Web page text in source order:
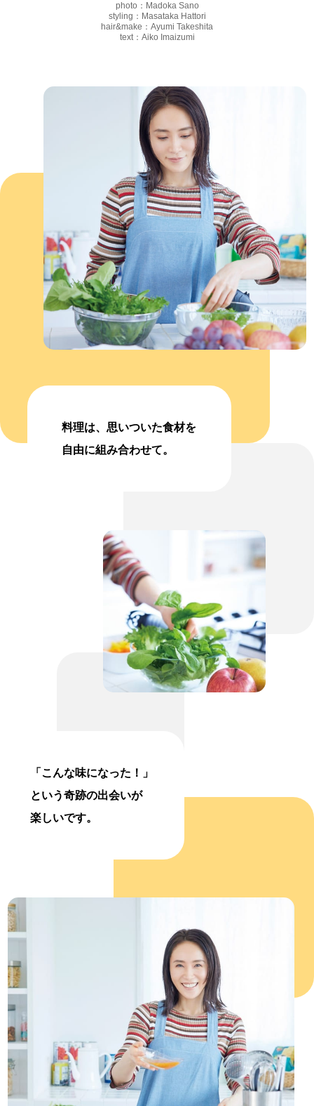
photo：Madoka Sano
styling：Masataka Hattori
hair&make：Ayumi Takeshita
text：Aiko Imaizumi
料理は、思いついた食材を
自由に組み合わせて。
「こんな味になった！」
という奇跡の出会いが
楽しいです。